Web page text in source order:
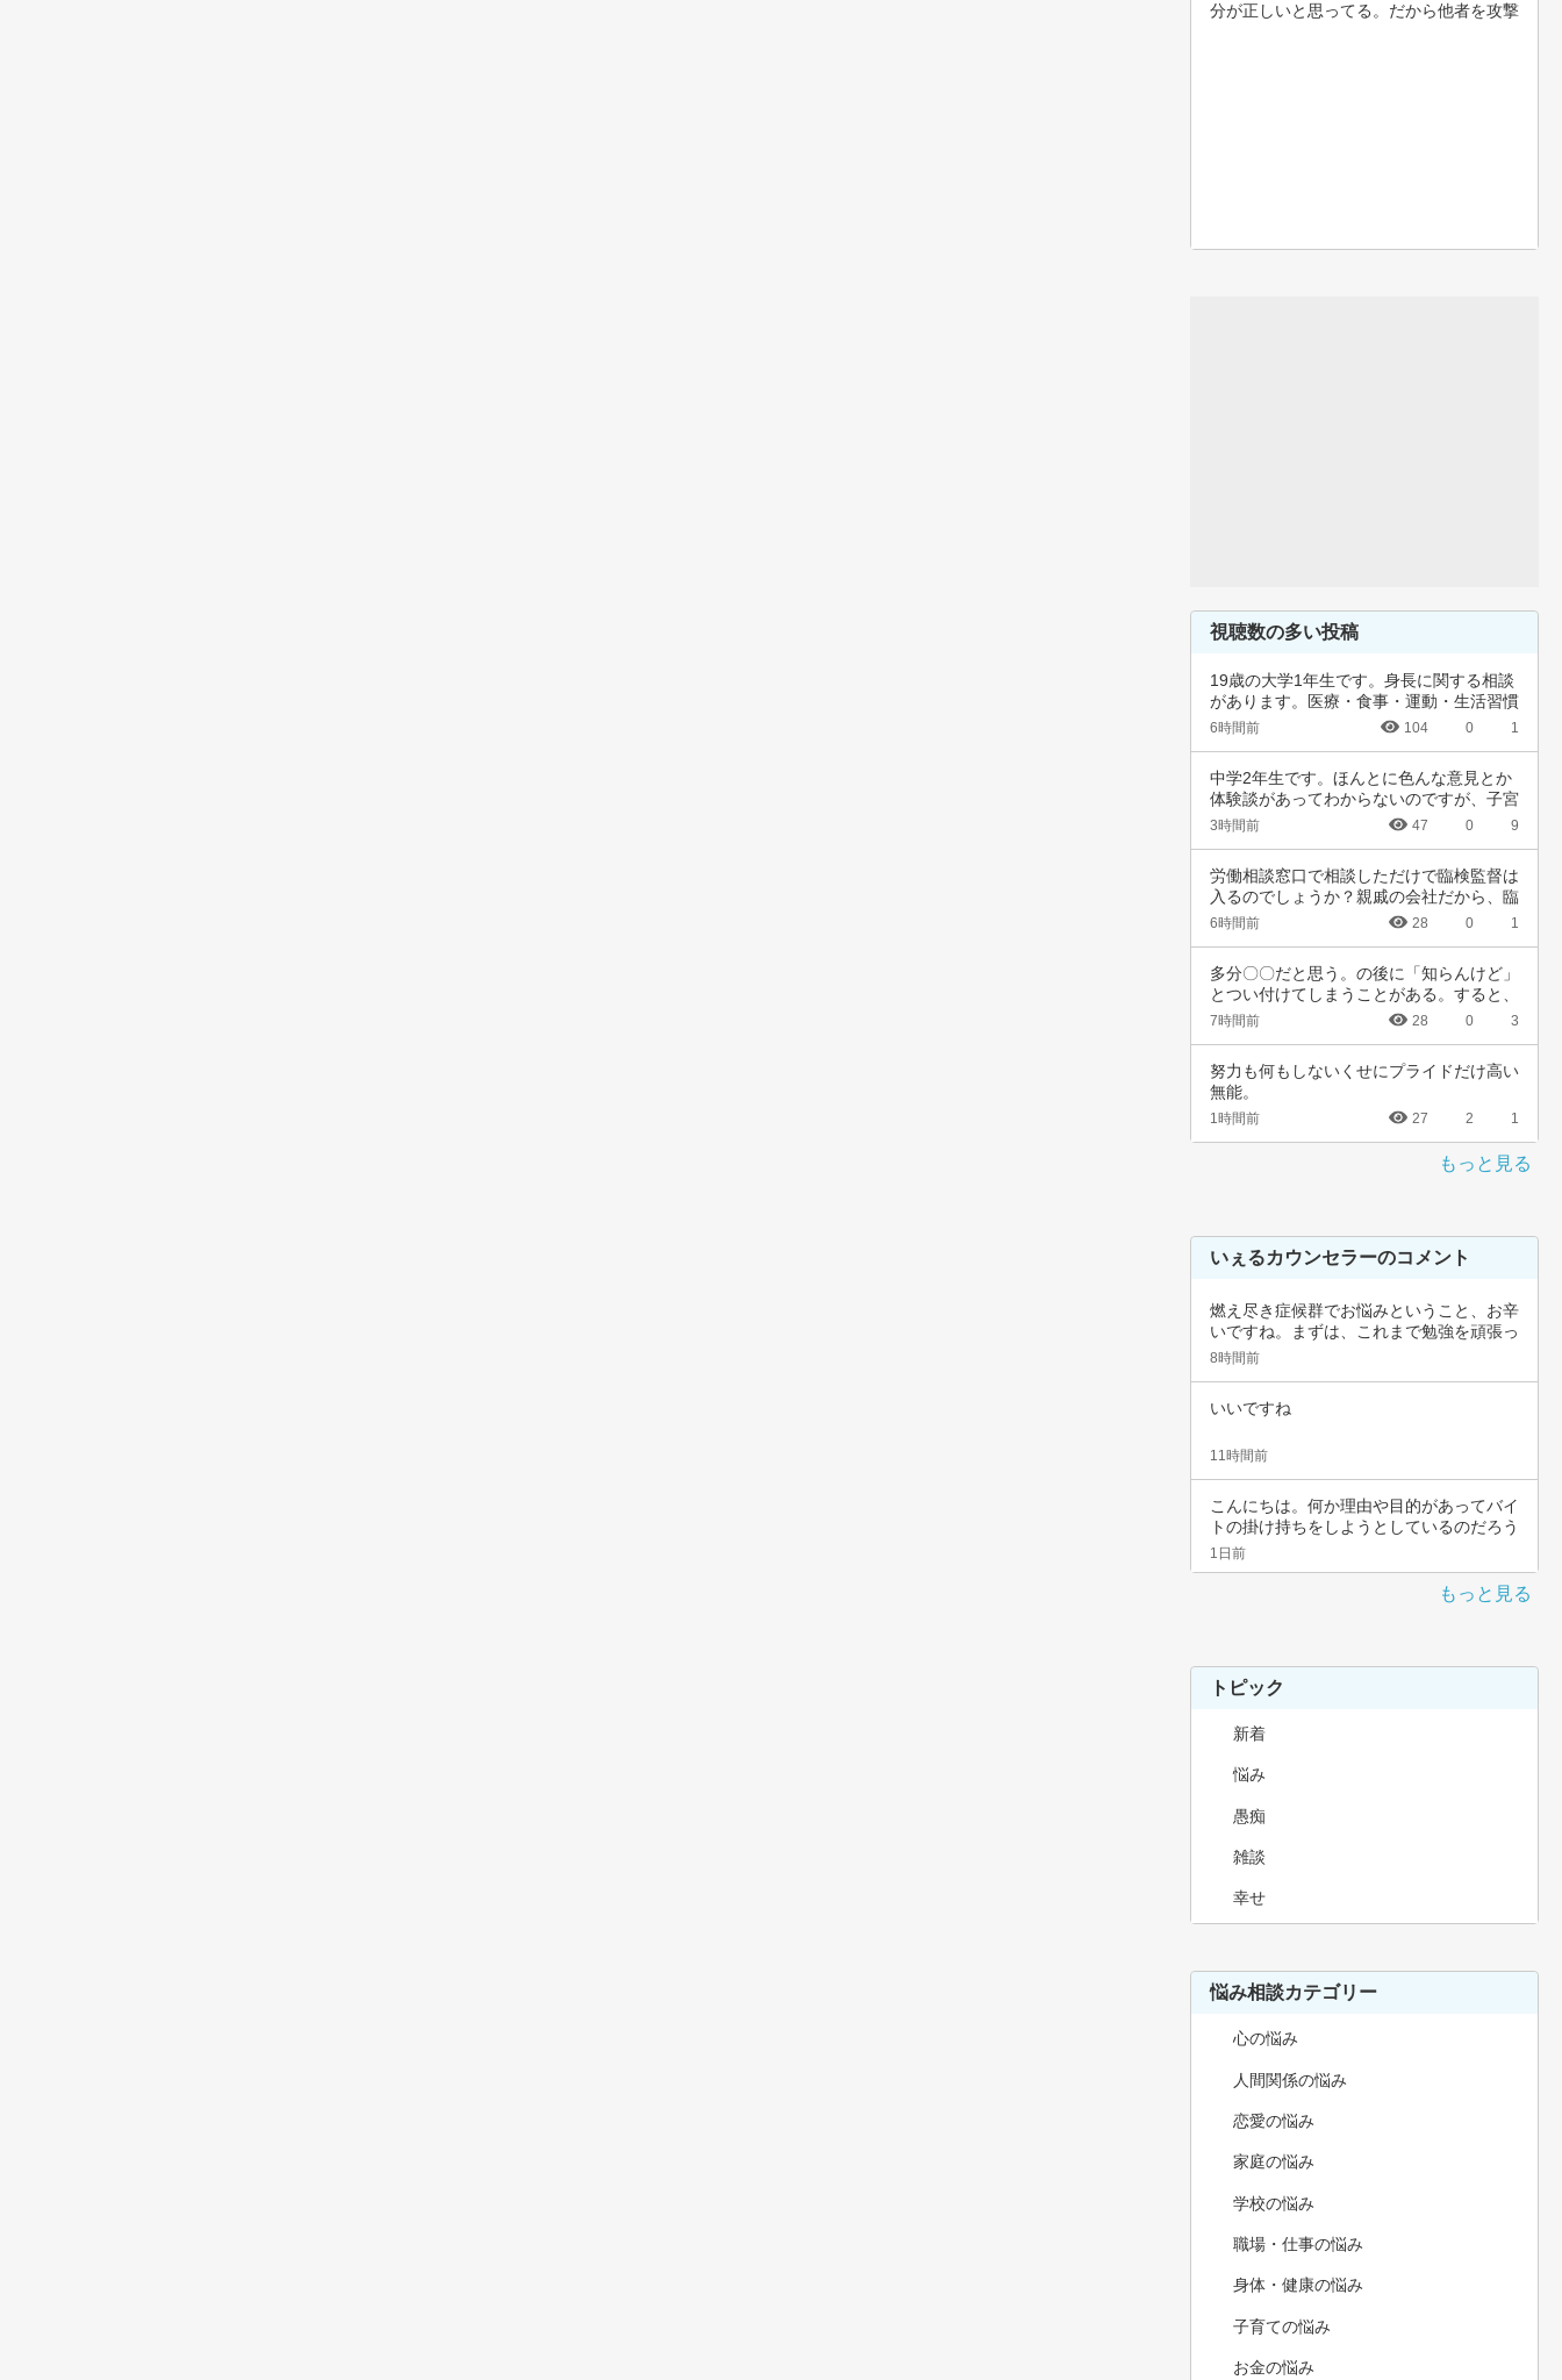
分が正しいと思ってる。だから他者を攻撃
視聴数の多い投稿
19歳の大学1年生です。身長に関する相談
があります。医療・食事・運動・生活習慣
など、…
6時間前 104 0 1
中学2年生です。ほんとに色んな意見とか
体験談があってわからないのですが、子宮
頚がんワ…
3時間前 47 0 9
労働相談窓口で相談しただけで臨検監督は
入るのでしょうか？親戚の会社だから、臨
検監督に…
6時間前 28 0 1
多分〇〇だと思う。の後に「知らんけど」
とつい付けてしまうことがある。すると、
他の人か…
7時間前 28 0 3
努力も何もしないくせにプライドだけ高い
無能。
1時間前 27 2 1
もっと見る
いぇるカウンセラーのコメント
燃え尽き症候群でお悩みということ、お辛
いですね。まずは、これまで勉強を頑張っ
てこられ…
8時間前
いいですね
11時間前
こんにちは。何か理由や目的があってバイ
トの掛け持ちをしようとしているのだろう
と思いま…
1日前
もっと見る
トピック
新着
悩み
愚痴
雑談
幸せ
悩み相談カテゴリー
心の悩み
人間関係の悩み
恋愛の悩み
家庭の悩み
学校の悩み
職場・仕事の悩み
身体・健康の悩み
子育ての悩み
お金の悩み